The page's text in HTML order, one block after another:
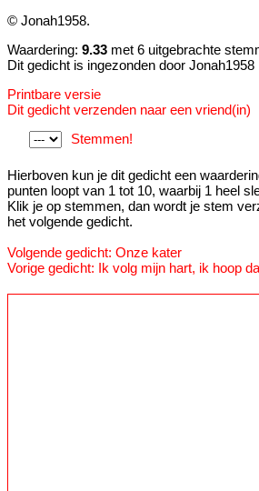
© Jonah1958.
Waardering: 9.33 met 6 uitgebrachte
Dit gedicht is ingezonden door Jonah1958
Printbare versie
Dit gedicht verzenden naar een vriend(in)
Stemmen!
Hierboven kun je dit gedicht een
punten loopt van 1 tot 10, waarbij 1 heel
Klik je op stemmen, dan wordt je stem
het volgende gedicht.
Volgende gedicht: Onze kater
Vorige gedicht: Ik volg mijn hart, ik hoop